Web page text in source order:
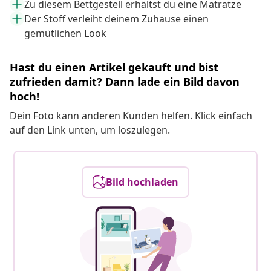
Zu diesem Bettgestell erhältst du eine Matratze
Der Stoff verleiht deinem Zuhause einen
gemütlichen Look
Hast du einen Artikel gekauft und bist
zufrieden damit? Dann lade ein Bild davon
hoch!
Dein Foto kann anderen Kunden helfen. Klick einfach
auf den Link unten, um loszulegen.
Bild hochladen